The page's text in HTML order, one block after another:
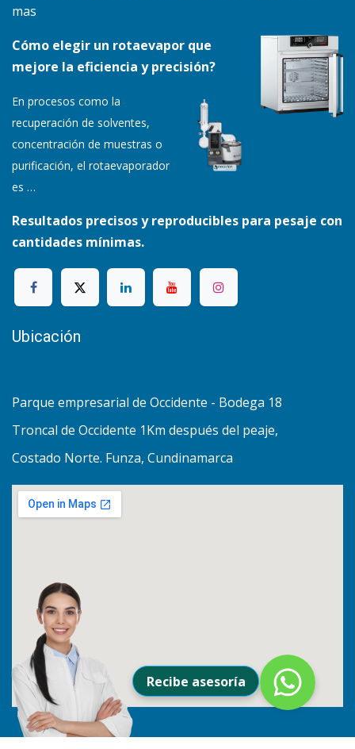
mas
Cómo elegir un rotaevapor que
mejore la eficiencia y precisión?
En procesos como la
recuperación de solventes,
concentración de muestras o
purificación, el rotaevaporador
es …
Resultados precisos y reproducibles para pesaje con
cantidades mínimas.
Ubicación
Parque empresarial de Occidente - Bodega 18
Troncal de Occidente 1Km después del peaje,
Costado Norte. Funza, Cundinamarca
Recibe asesoría